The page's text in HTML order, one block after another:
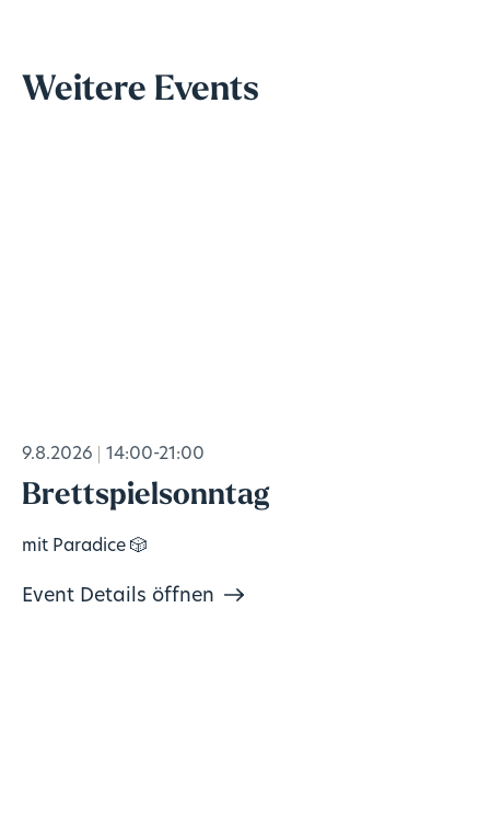
Weitere Events
9.8.2026 14:00-21:00
Brettspielsonntag
mit Paradice 🎲
Event Details öffnen